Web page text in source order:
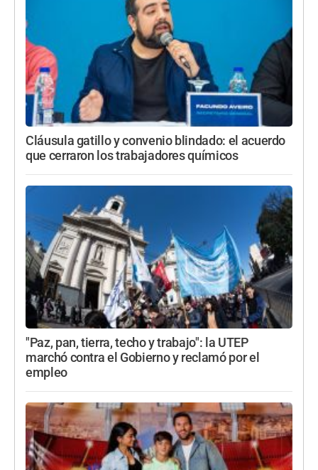
Cláusula gatillo y convenio blindado: el acuerdo
que cerraron los trabajadores químicos
"Paz, pan, tierra, techo y trabajo": la UTEP
marchó contra el Gobierno y reclamó por el
empleo